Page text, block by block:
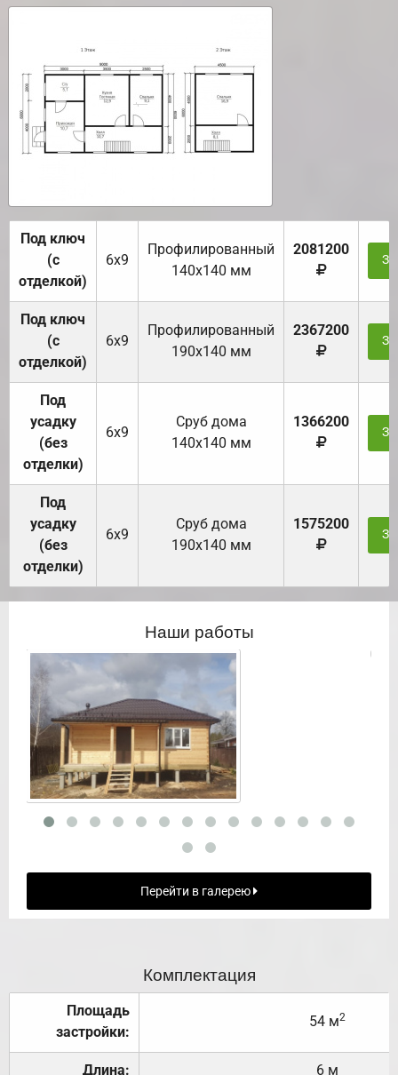
Под ключ
(с
отделкой)
6х9
Профилированный
140х140 мм
2081200
Под ключ
(с
отделкой)
6х9
Профилированный
190х140 мм
2367200
Под
усадку
(без
отделки)
6х9
Cруб дома
140х140 мм
1366200
Под
усадку
(без
отделки)
6х9
Cруб дома
190х140 мм
1575200
Наши работы
Перейти в галерею
Комплектация
Площадь
застройки:
54 м2
Длина: 6 м